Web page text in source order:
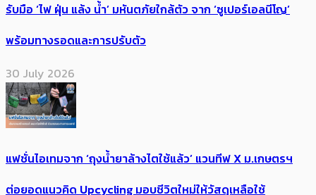
รับมือ ‘ไฟ ฝุ่น แล้ง น้ำ’ มหันตภัยใกล้ตัว จาก ‘ซูเปอร์เอลนีโญ’
พร้อมทางรอดและการปรับตัว
30 July 2026
แฟชั่นไอเทมจาก ‘ถุงน้ำยาล้างไตใช้แล้ว’ แวนทีฟ X ม.เกษตรฯ
ต่อยอดแนวคิด Upcycling มอบชีวิตใหม่ให้วัสดุเหลือใช้